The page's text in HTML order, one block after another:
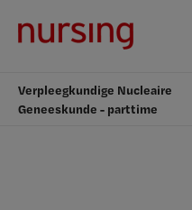
Verpleegkundige Nucleaire
Geneeskunde - parttime